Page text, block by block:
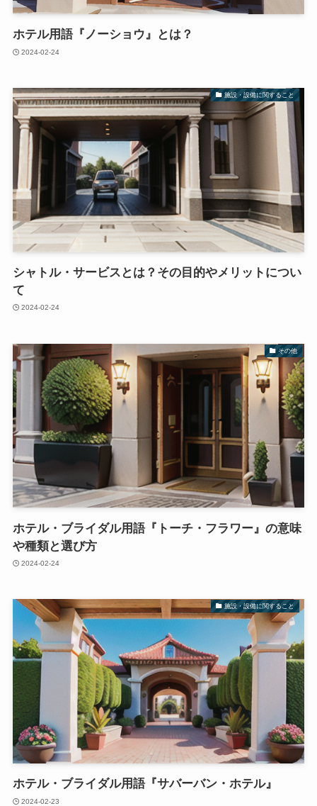
ホテル用語『ノーショウ』とは？
2024-02-24
施設・設備に関すること
シャトル・サービスとは？その目的やメリットについ
て
2024-02-24
その他
ホテル・ブライダル用語『トーチ・フラワー』の意味
や種類と選び方
2024-02-24
施設・設備に関すること
ホテル・ブライダル用語『サバーバン・ホテル』
2024-02-23